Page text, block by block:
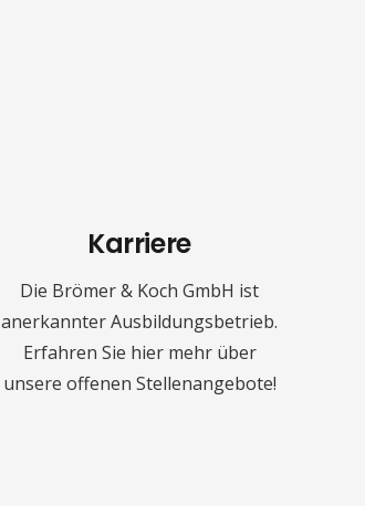
Karriere
Die Brömer & Koch GmbH ist
anerkannter Ausbildungsbetrieb.
Erfahren Sie hier mehr über
unsere offenen Stellenangebote!